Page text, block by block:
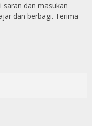
saran dan masukan
dan berbagi. Terima